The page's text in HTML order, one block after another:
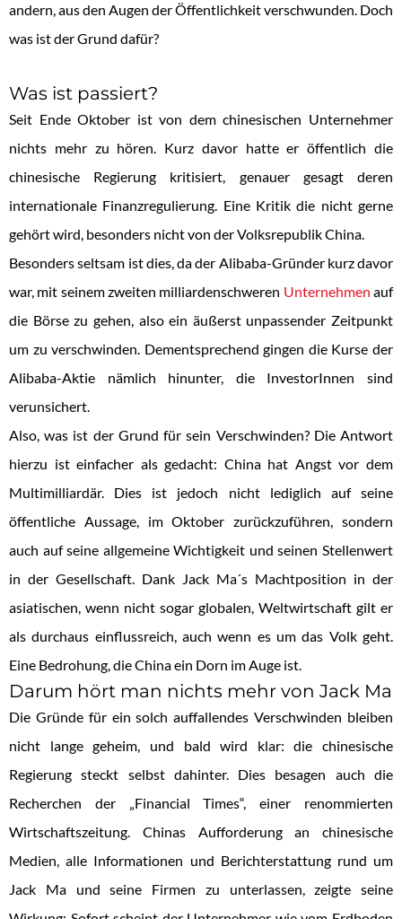
andern, aus den Augen der Öffentlichkeit verschwunden. Doch
was ist der Grund dafür?
Was ist passiert?
Seit Ende Oktober ist von dem chinesischen Unternehmer
nichts mehr zu hören. Kurz davor hatte er öffentlich die
chinesische Regierung kritisiert, genauer gesagt deren
internationale Finanzregulierung. Eine Kritik die nicht gerne
gehört wird, besonders nicht von der Volksrepublik China.
Besonders seltsam ist dies, da der Alibaba-Gründer kurz davor
war, mit seinem zweiten milliardenschweren Unternehmen auf
die Börse zu gehen, also ein äußerst unpassender Zeitpunkt
um zu verschwinden. Dementsprechend gingen die Kurse der
Alibaba-Aktie nämlich hinunter, die InvestorInnen sind
verunsichert.
Also, was ist der Grund für sein Verschwinden? Die Antwort
hierzu ist einfacher als gedacht: China hat Angst vor dem
Multimilliardär. Dies ist jedoch nicht lediglich auf seine
öffentliche Aussage, im Oktober zurückzuführen, sondern
auch auf seine allgemeine Wichtigkeit und seinen Stellenwert
in der Gesellschaft. Dank Jack Ma´s Machtposition in der
asiatischen, wenn nicht sogar globalen, Weltwirtschaft gilt er
als durchaus einflussreich, auch wenn es um das Volk geht.
Eine Bedrohung, die China ein Dorn im Auge ist.
Darum hört man nichts mehr von Jack Ma
Die Gründe für ein solch auffallendes Verschwinden bleiben
nicht lange geheim, und bald wird klar: die chinesische
Regierung steckt selbst dahinter. Dies besagen auch die
Recherchen der „Financial Times“, einer renommierten
Wirtschaftszeitung. Chinas Aufforderung an chinesische
Medien, alle Informationen und Berichterstattung rund um
Jack Ma und seine Firmen zu unterlassen, zeigte seine